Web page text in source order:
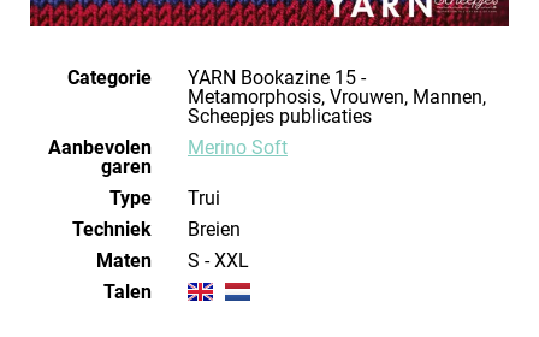
Categorie
YARN Bookazine 15 -
Metamorphosis, Vrouwen, Mannen,
Scheepjes publicaties
Aanbevolen
garen
Merino Soft
Type
Trui
Techniek
breien
Maten
S - XXL
Talen